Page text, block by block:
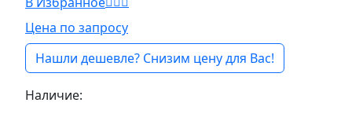
Цена по запросу
Нашли дешевле? Снизим цену для Вас!
Наличие: